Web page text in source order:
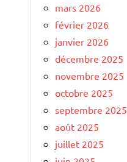
mars 2026
février 2026
janvier 2026
décembre 2025
novembre 2025
octobre 2025
septembre 2025
août 2025
juillet 2025